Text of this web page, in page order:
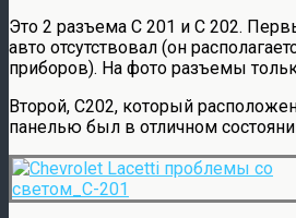
Это 2 разъема С 201 и С 202.
авто отсутствовал (он
приборов). На фото разъемы
Второй, С202, который
панелью был в отличном